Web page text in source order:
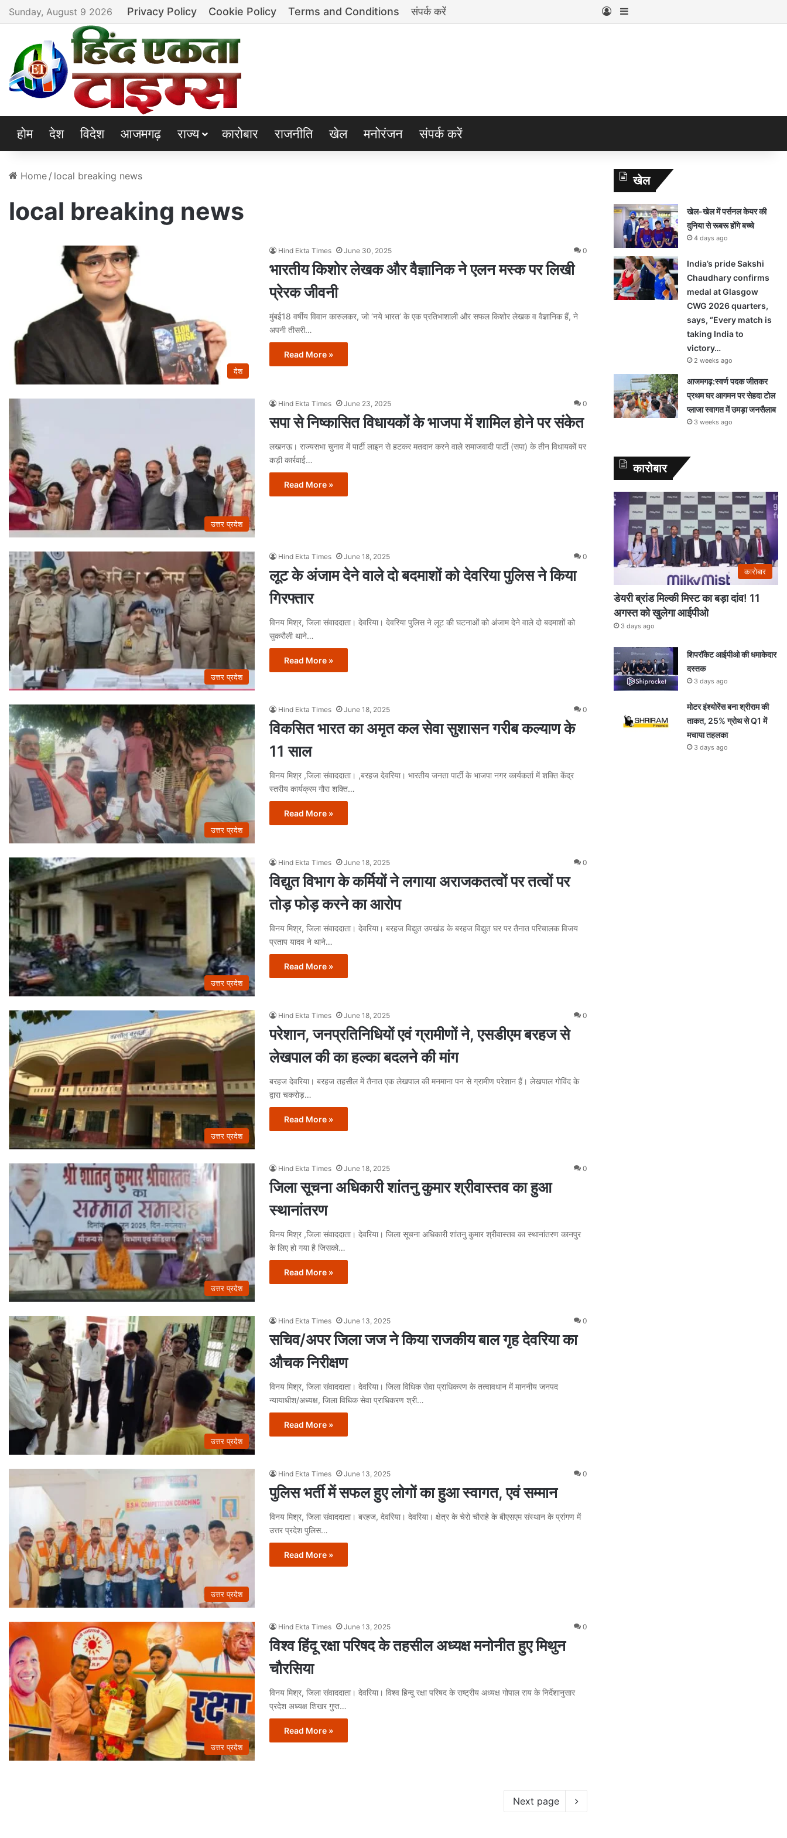
Sunday, August 9 2026 Privacy Policy Cookie Policy Terms and Conditions संपर्क करें Log InSidebar
होम देश विदेश आजमगढ़ राज्य कारोबार राजनीति खेल मनोरंजन संपर्क करें
Home / local breaking news
local breaking news
देश
Hind Ekta Times June 30, 2025 0
भारतीय किशोर लेखक और वैज्ञानिक ने एलन मस्क पर लिखी
प्रेरक जीवनी
मुंबई18 वर्षीय विवान कारुलकर, जो ‘नये भारत’ के एक प्रतिभाशाली और सफल किशोर लेखक व वैज्ञानिक हैं, ने
अपनी तीसरी…
Read More »
उत्तर प्रदेश
Hind Ekta Times June 23, 2025 0
सपा से निष्कासित विधायकों के भाजपा में शामिल होने पर संकेत
लखनऊ। राज्यसभा चुनाव में पार्टी लाइन से हटकर मतदान करने वाले समाजवादी पार्टी (सपा) के तीन विधायकों पर
कड़ी कार्रवाई…
Read More »
उत्तर प्रदेश
Hind Ekta Times June 18, 2025 0
लूट के अंजाम देने वाले दो बदमाशों को देवरिया पुलिस ने किया
गिरफ्तार
विनय मिश्र, जिला संवाददाता। देवरिया। देवरिया पुलिस ने लूट की घटनाओं को अंजाम देने वाले दो बदमाशों को
सुकरौली थाने…
Read More »
उत्तर प्रदेश
Hind Ekta Times June 18, 2025 0
विकसित भारत का अमृत कल सेवा सुशासन गरीब कल्याण के
11 साल
विनय मिश्र ,जिला संवाददाता। ,बरहज देवरिया। भारतीय जनता पार्टी के भाजपा नगर कार्यकर्ता में शक्ति केंद्र
स्तरीय कार्यक्रम गौरा शक्ति…
Read More »
उत्तर प्रदेश
Hind Ekta Times June 18, 2025 0
विद्युत विभाग के कर्मियों ने लगाया अराजकतत्वों पर तत्वों पर
तोड़ फोड़ करने का आरोप
विनय मिश्र, जिला संवाददाता। देवरिया। बरहज विद्युत उपखंड के बरहज विद्युत घर पर तैनात परिचालक विजय
प्रताप यादव ने थाने…
Read More »
उत्तर प्रदेश
Hind Ekta Times June 18, 2025 0
परेशान, जनप्रतिनिधियों एवं ग्रामीणों ने, एसडीएम बरहज से
लेखपाल की का हल्का बदलने की मांग
बरहज देवरिया। बरहज तहसील में तैनात एक लेखपाल की मनमाना पन से ग्रामीण परेशान हैं। लेखपाल गोविंद के
द्वारा चकरोड़…
Read More »
उत्तर प्रदेश
Hind Ekta Times June 18, 2025 0
जिला सूचना अधिकारी शांतनु कुमार श्रीवास्तव का हुआ
स्थानांतरण
विनय मिश्र ,जिला संवाददाता। देवरिया। जिला सूचना अधिकारी शांतनु कुमार श्रीवास्तव का स्थानांतरण कानपुर
के लिए हो गया है जिसको…
Read More »
उत्तर प्रदेश
Hind Ekta Times June 13, 2025 0
सचिव/अपर जिला जज ने किया राजकीय बाल गृह देवरिया का
औचक निरीक्षण
विनय मिश्र, जिला संवाददाता। देवरिया। जिला विधिक सेवा प्राधिकरण के तत्वावधान में माननीय जनपद
न्यायाधीश/अध्यक्ष, जिला विधिक सेवा प्राधिकरण श्री…
Read More »
उत्तर प्रदेश
Hind Ekta Times June 13, 2025 0
पुलिस भर्ती में सफल हुए लोगों का हुआ स्वागत, एवं सम्मान
विनय मिश्र, जिला संवाददाता। बरहज, देवरिया। देवरिया। क्षेत्र के चेरो चौराहे के बीएसएम संस्थान के प्रांगण में
उत्तर प्रदेश पुलिस…
Read More »
उत्तर प्रदेश
Hind Ekta Times June 13, 2025 0
विश्व हिंदू रक्षा परिषद के तहसील अध्यक्ष मनोनीत हुए मिथुन
चौरसिया
विनय मिश्र, जिला संवाददाता। देवरिया। विश्व हिन्दू रक्षा परिषद के राष्ट्रीय अध्यक्ष गोपाल राय के निर्देशानुसार
प्रदेश अध्यक्ष शिखर गुप्त…
Read More »
Next page
खेल
खेल-खेल में पर्सनल केयर की
दुनिया से रूबरू होंगे बच्चे
4 days ago
India’s pride Sakshi
Chaudhary confirms
medal at Glasgow
CWG 2026 quarters,
says, “Every match is
taking India to
victory…
2 weeks ago
आजमगढ़:स्वर्ण पदक जीतकर
प्रथम घर आगमन पर सेहदा टोल
प्लाजा स्वागत में उमड़ा जनसैलाब
3 weeks ago
कारोबार
कारोबार
डेयरी ब्रांड मिल्की मिस्ट का बड़ा दांव! 11
अगस्त को खुलेगा आईपीओ
3 days ago
शिपरॉकेट आईपीओ की धमाकेदार
दस्तक
3 days ago
मोटर इंश्योरेंस बना श्रीराम की
ताकत, 25% ग्रोथ से Q1 में
मचाया तहलका
3 days ago